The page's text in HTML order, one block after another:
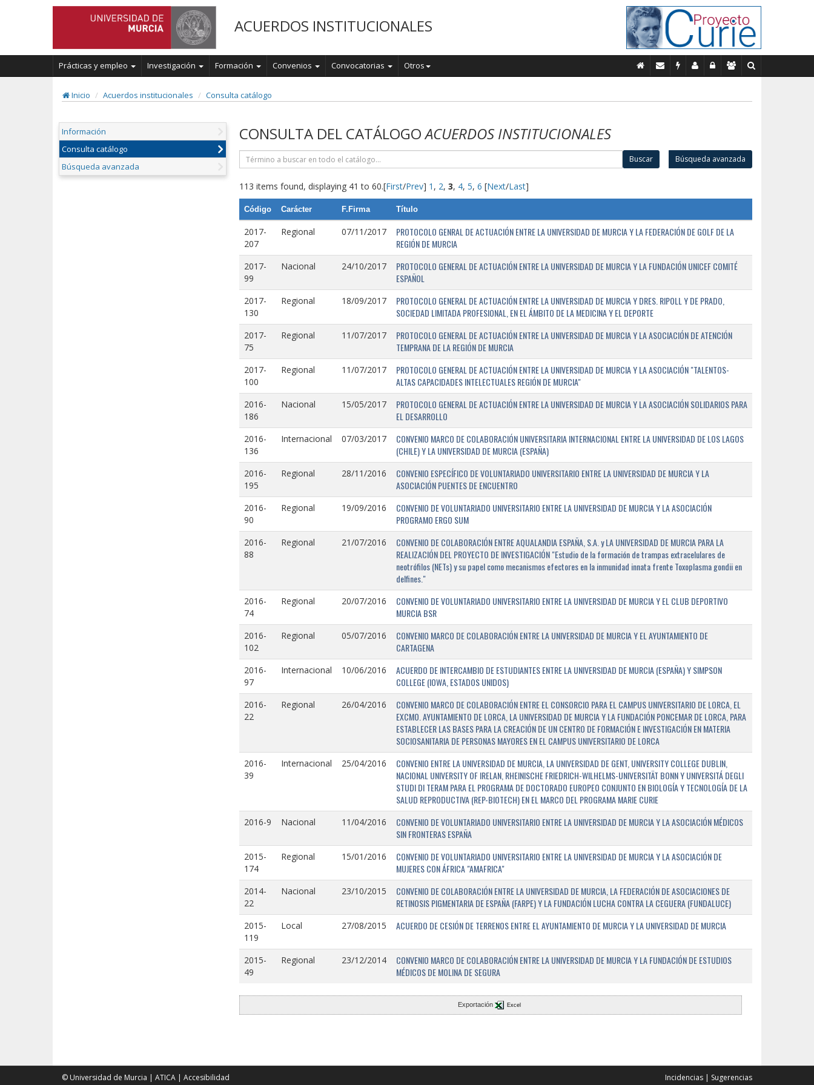
ACUERDOS INSTITUCIONALES
Prácticas y empleo Investigación Formación Convenios Convocatorias Otros
Inicio Acuerdos institucionales Consulta catálogo
Información
Consulta catálogo
Búsqueda avanzada
CONSULTA DEL CATÁLOGOACUERDOS INSTITUCIONALES
Buscar Búsqueda avanzada
113 items found, displaying 41 to 60.[First/Prev] 1 , 2, 3, 4, 5, 6 [Next/Last]
Código Carácter F.Firma Título
2017-
207
Regional 07/11/2017
PROTOCOLO GENRAL DE ACTUACIÓN ENTRE LA UNIVERSIDAD DE MURCIA Y LA FEDERACIÓN DE GOLF DE LA
REGIÓN DE MURCIA
2017-
99
Nacional 24/10/2017
PROTOCOLO GENERAL DE ACTUACIÓN ENTRE LA UNIVERSIDAD DE MURCIA Y LA FUNDACIÓN UNICEF COMITÉ
ESPAÑOL
2017-
130
Regional 18/09/2017
PROTOCOLO GENERAL DE ACTUACIÓN ENTRE LA UNIVERSIDAD DE MURCIA Y DRES. RIPOLL Y DE PRADO,
SOCIEDAD LIMITADA PROFESIONAL, EN EL ÁMBITO DE LA MEDICINA Y EL DEPORTE
2017-
75
Regional 11/07/2017
PROTOCOLO GENERAL DE ACTUACIÓN ENTRE LA UNIVERSIDAD DE MURCIA Y LA ASOCIACIÓN DE ATENCIÓN
TEMPRANA DE LA REGIÓN DE MURCIA
2017-
100
Regional 11/07/2017
PROTOCOLO GENERAL DE ACTUACIÓN ENTRE LA UNIVERSIDAD DE MURCIA Y LA ASOCIACIÓN "TALENTOS-
ALTAS CAPACIDADES INTELECTUALES REGIÓN DE MURCIA"
2016-
186
Nacional 15/05/2017
PROTOCOLO GENERAL DE ACTUACIÓN ENTRE LA UNIVERSIDAD DE MURCIA Y LA ASOCIACIÓN SOLIDARIOS PARA
EL DESARROLLO
2016-
136
Internacional 07/03/2017
CONVENIO MARCO DE COLABORACIÓN UNIVERSITARIA INTERNACIONAL ENTRE LA UNIVERSIDAD DE LOS LAGOS
(CHILE) Y LA UNIVERSIDAD DE MURCIA (ESPAÑA)
2016-
195
Regional 28/11/2016
CONVENIO ESPECÍFICO DE VOLUNTARIADO UNIVERSITARIO ENTRE LA UNIVERSIDAD DE MURCIA Y LA
ASOCIACIÓN PUENTES DE ENCUENTRO
2016-
90
Regional 19/09/2016
CONVENIO DE VOLUNTARIADO UNIVERSITARIO ENTRE LA UNIVERSIDAD DE MURCIA Y LA ASOCIACIÓN
PROGRAMO ERGO SUM
2016-
88
Regional 21/07/2016
CONVENIO DE COLABORACIÓN ENTRE AQUALANDIA ESPAÑA, S.A. y LA UNIVERSIDAD DE MURCIA PARA LA
REALIZACIÓN DEL PROYECTO DE INVESTIGACIÓN "Estudio de la formación de trampas extracelulares de
neotrófilos (NETs) y su papel como mecanismos efectores en la inmunidad innata frente Toxoplasma gondii en
delfines."
2016-
74
Regional 20/07/2016
CONVENIO DE VOLUNTARIADO UNIVERSITARIO ENTRE LA UNIVERSIDAD DE MURCIA Y EL CLUB DEPORTIVO
MURCIA BSR
2016-
102
Regional 05/07/2016
CONVENIO MARCO DE COLABORACIÓN ENTRE LA UNIVERSIDAD DE MURCIA Y EL AYUNTAMIENTO DE
CARTAGENA
2016-
97
Internacional 10/06/2016
ACUERDO DE INTERCAMBIO DE ESTUDIANTES ENTRE LA UNIVERSIDAD DE MURCIA (ESPAÑA) Y SIMPSON
COLLEGE (IOWA, ESTADOS UNIDOS)
2016-
22
Regional 26/04/2016
CONVENIO MARCO DE COLABORACIÓN ENTRE EL CONSORCIO PARA EL CAMPUS UNIVERSITARIO DE LORCA, EL
EXCMO. AYUNTAMIENTO DE LORCA, LA UNIVERSIDAD DE MURCIA Y LA FUNDACIÓN PONCEMAR DE LORCA, PARA
ESTABLECER LAS BASES PARA LA CREACIÓN DE UN CENTRO DE FORMACIÓN E INVESTIGACIÓN EN MATERIA
SOCIOSANITARIA DE PERSONAS MAYORES EN EL CAMPUS UNIVERSITARIO DE LORCA
2016-
39
Internacional 25/04/2016
CONVENIO ENTRE LA UNIVERSIDAD DE MURCIA, LA UNIVERSIDAD DE GENT, UNIVERSITY COLLEGE DUBLIN,
NACIONAL UNIVERSITY OF IRELAN, RHEINISCHE FRIEDRICH-WILHELMS-UNIVERSITÄT BONN Y UNIVERSITÁ DEGLI
STUDI DI TERAM PARA EL PROGRAMA DE DOCTORADO EUROPEO CONJUNTO EN BIOLOGÍA Y TECNOLOGÍA DE LA
SALUD REPRODUCTIVA (REP-BIOTECH) EN EL MARCO DEL PROGRAMA MARIE CURIE
2016-9 Nacional 11/04/2016
CONVENIO DE VOLUNTARIADO UNIVERSITARIO ENTRE LA UNIVERSIDAD DE MURCIA Y LA ASOCIACIÓN MÉDICOS
SIN FRONTERAS ESPAÑA
2015-
174
Regional 15/01/2016
CONVENIO DE VOLUNTARIADO UNIVERSITARIO ENTRE LA UNIVERSIDAD DE MURCIA Y LA ASOCIACIÓN DE
MUJERES CON ÁFRICA "AMAFRICA"
2014-
22
Nacional 23/10/2015
CONVENIO DE COLABORACIÓN ENTRE LA UNIVERSIDAD DE MURCIA, LA FEDERACIÓN DE ASOCIACIONES DE
RETINOSIS PIGMENTARIA DE ESPAÑA (FARPE) Y LA FUNDACIÓN LUCHA CONTRA LA CEGUERA (FUNDALUCE)
2015-
119
Local 27/08/2015 ACUERDO DE CESIÓN DE TERRENOS ENTRE EL AYUNTAMIENTO DE MURCIA Y LA UNIVERSIDAD DE MURCIA
2015-
49
Regional 23/12/2014
CONVENIO MARCO DE COLABORACIÓN ENTRE LA UNIVERSIDAD DE MURCIA Y LA FUNDACIÓN DE ESTUDIOS
MÉDICOS DE MOLINA DE SEGURA
Exportación Excel
© Universidad de Murcia ATICA Accesibilidad Incidencias Sugerencias